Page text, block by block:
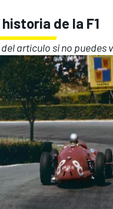
de la F1
artículo si no puedes